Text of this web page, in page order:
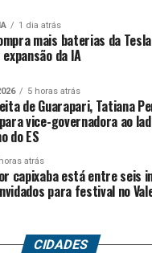
1 dia atrás
mais baterias da
da IA
5 horas atrás
de Guarapari, Tatiana
vice-governadora ao
do ES
atrás
capixaba está entre seis
para festival no
CIDADES